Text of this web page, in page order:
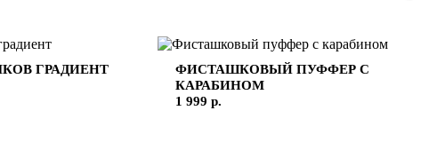
ГРАДИЕНТ
ФИСТАШКОВЫЙ ПУФФЕР С
КАРАБИНОМ
1 999 р.